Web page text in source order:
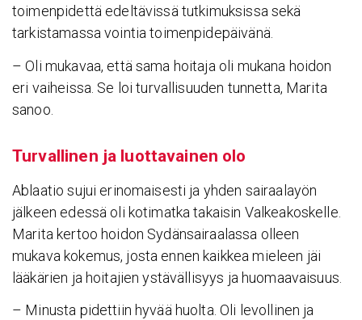
toimenpidettä edeltävissä tutkimuksissa sekä
tarkistamassa vointia toimenpidepäivänä.
– Oli mukavaa, että sama hoitaja oli mukana hoidon
eri vaiheissa. Se loi turvallisuuden tunnetta, Marita
sanoo.
Turval­linen ja luot­ta­vainen olo
Ablaatio sujui erinomaisesti ja yhden sairaalayön
jälkeen edessä oli kotimatka takaisin Valkeakoskelle.
Marita kertoo hoidon Sydänsairaalassa olleen
mukava kokemus, josta ennen kaikkea mieleen jäi
lääkärien ja hoitajien ystävällisyys ja huomaavaisuus.
– Minusta pidettiin hyvää huolta. Oli levollinen ja